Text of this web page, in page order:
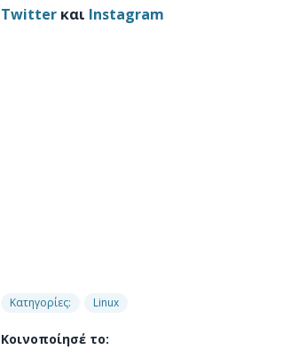
Twitter και Instagram
Κατηγορίες: Linux
Κοινοποίησέ το: